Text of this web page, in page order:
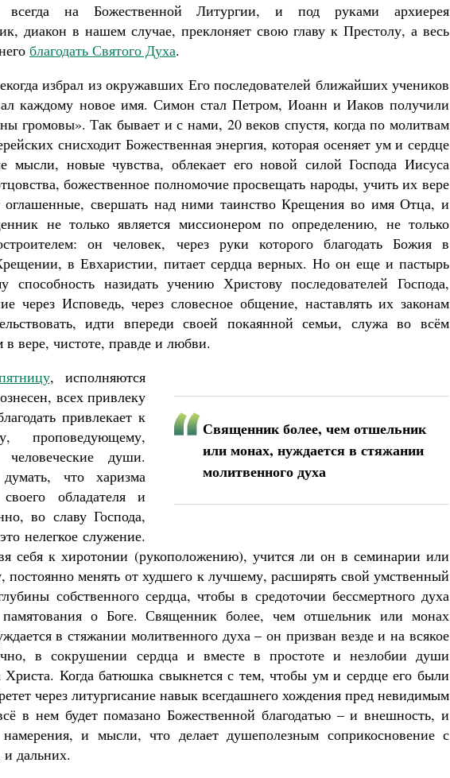
всегда на Божественной Литургии, и под руками архиерея
диакон в нашем случае, преклоняет свою главу к Престолу, а весь
благодать Святого Духа.
избрал из окружавших Его последователей ближайших учеников
каждому новое имя. Симон стал Петром, Иоанн и Иаков получили
громовы». Так бывает и с нами, 20 веков спустя, когда по молитвам
снисходит Божественная энергия, которая осеняет ум и сердце
мысли, новые чувства, облекает его новой силой Господа Иисуса
божественное полномочие просвещать народы, учить их вере
оглашенные, свершать над ними таинство Крещения во имя Отца, и
не только является миссионером по определению, не только
он человек, через руки которого благодать Божия в
в Евхаристии, питает сердца верных. Но он еще и пастырь
назидать учению Христову последователей Господа,
через Исповедь, через словесное общение, наставлять их законам
идти впереди своей покаянной семьи, служа во всём
вере, чистоте, правде и любви.
Священник более, чем отшельник
или монах, нуждается в стяжании
молитвенного духа
, исполняются
всех привлеку
привлекает к
проповедующему,
человеческие души.
что харизма
обладателя и
во славу Господа,
нелегкое служение.
себя к хиротонии (рукоположению), учится ли он в семинарии или
постоянно менять от худшего к лучшему, расширять свой умственный
собственного сердца, чтобы в средоточии бессмертного духа
памятования о Боге. Священник более, чем отшельник или монах
в стяжании молитвенного духа – он призван везде и на всякое
в сокрушении сердца и вместе в простоте и незлобии души
Христа. Когда батюшка свыкнется с тем, чтобы ум и сердце его были
через литургисание навык всегдашнего хождения пред невидимым
в нем будет помазано Божественной благодатью – и внешность, и
и мысли, что делает душеполезным соприкосновение с
дальних.